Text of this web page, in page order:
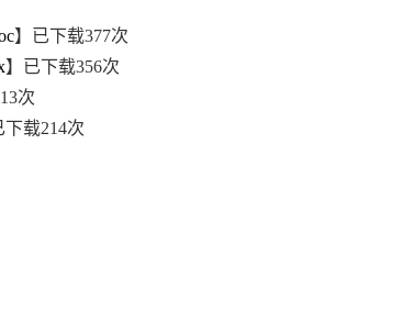
】已下载377次
】已下载356次
次
下载214次